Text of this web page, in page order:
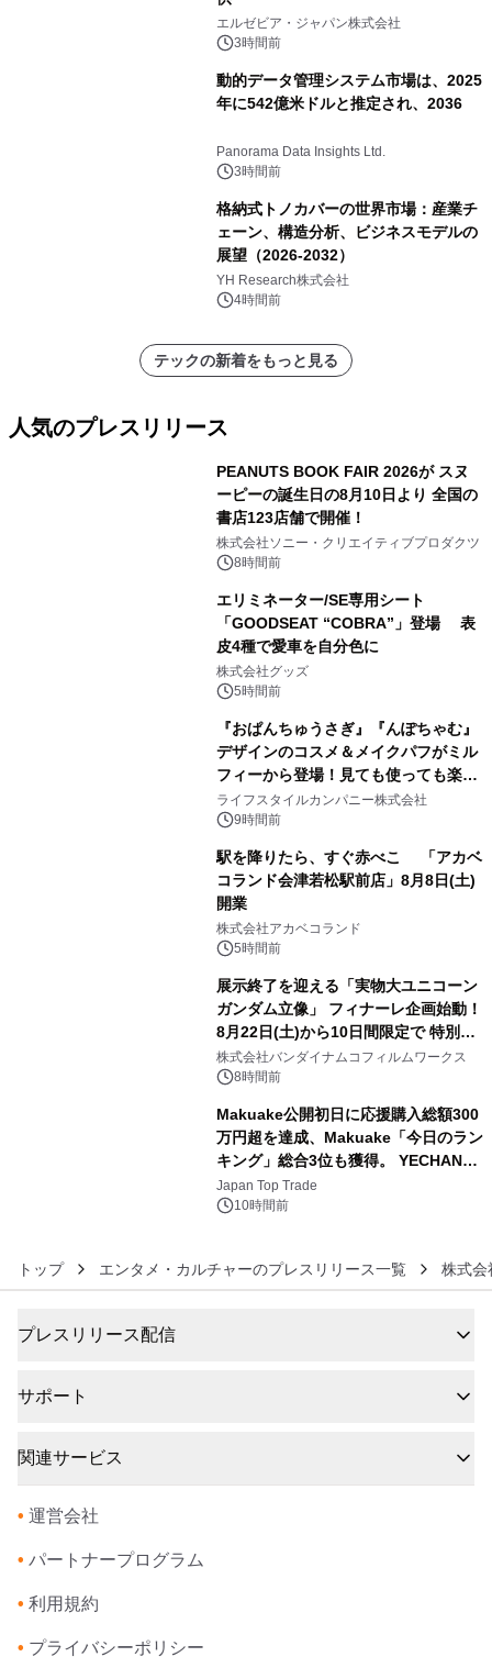
エルゼビア・ジャパン株式会社
3時間前
動的データ管理システム市場は、2025
年に542億米ドルと推定され、2036
Panorama Data Insights Ltd.
3時間前
格納式トノカバーの世界市場：産業チ
ェーン、構造分析、ビジネスモデルの
展望（2026-2032）
YH Research株式会社
4時間前
テックの新着をもっと見る
人気のプレスリリース
PEANUTS BOOK FAIR 2026が スヌ
ーピーの誕生日の8月10日より 全国の
書店123店舗で開催！
株式会社ソニー・クリエイティブプロダクツ
8時間前
エリミネーター/SE専用シート
「GOODSEAT “COBRA”」登場 表
皮4種で愛車を自分色に
株式会社グッズ
5時間前
『おぱんちゅうさぎ』『んぽちゃむ』
デザインのコスメ＆メイクパフがミル
フィーから登場！見ても使っても楽し
い、ポップでキュートなコレクショ
ン。
ライフスタイルカンパニー株式会社
9時間前
駅を降りたら、すぐ赤べこ 「アカベ
コランド会津若松駅前店」8月8日(土)
開業
株式会社アカベコランド
5時間前
展示終了を迎える「実物大ユニコーン
ガンダム立像」 フィナーレ企画始動！
8月22日(土)から10日間限定で 特別映
像『UNICORN GUNDAM Statue ―
BEYOND POSSIBILITY ―』を上映！
株式会社バンダイナムコフィルムワークス
8時間前
Makuake公開初日に応援購入総額300
万円超を達成、Makuake「今日のラン
キング」総合3位も獲得。 YECHAN音
浴シンギングボウル第2弾の大型サイ
ズ（XL・2XL・3XL）を先行販売中
Japan Top Trade
10時間前
トップ エンタメ・カルチャーのプレスリリース一覧 株式
プレスリリース配信
サポート
関連サービス
• 運営会社
• パートナープログラム
• 利用規約
• プライバシーポリシー